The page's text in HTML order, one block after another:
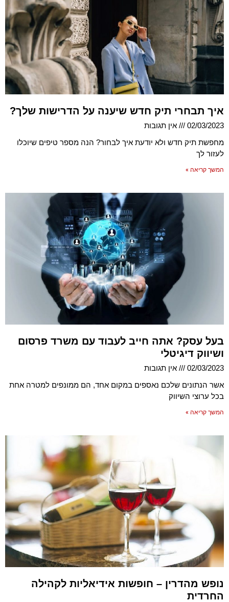
איך תבחרי תיק חדש שיענה על הדרישות שלך?
02/03/2023
אין תגובות
מחפשת תיק חדש ולא יודעת איך לבחור? הנה מספר טיפים שיוכלו
לעזור לך
המשך קריאה »
בעל עסק? אתה חייב לעבוד עם משרד פרסום
ושיווק דיגיטלי
02/03/2023
אין תגובות
אשר הנתונים שלכם נאספים במקום אחד, הם ממונפים למטרה אחת
בכל ערוצי השיווק
המשך קריאה »
נופש מהדרין – חופשות אידיאליות לקהילה
החרדית